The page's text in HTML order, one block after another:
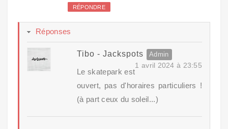
RÉPONDRE
Réponses
Tibo - Jackspots
1 avril 2024 à 23:55
Le skatepark est
ouvert, pas d'horaires particuliers !
(à part ceux du soleil...)